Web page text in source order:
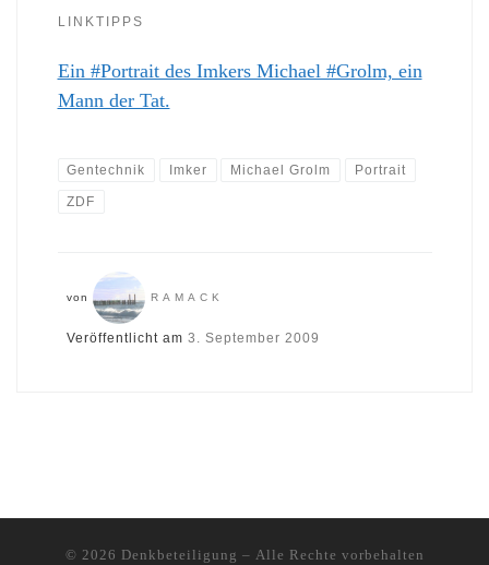
LINKTIPPS
Ein #Portrait des Imkers Michael #Grolm, ein
Mann der Tat.
Gentechnik Imker Michael Grolm Portrait
ZDF
von RAMACK
Veröffentlicht am 3. September 2009
© 2026 Denkbeteiligung – Alle Rechte vorbehalten